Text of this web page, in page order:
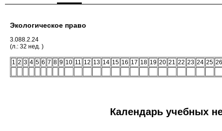
Экологическое право
3.088.2.24
(л.: 32 нед. )
1 2 3 4 5 6 7 8 9 10 11 12 13 14 15 16 17 18 19 20 21 22 23 24 25 26
Календарь учебных